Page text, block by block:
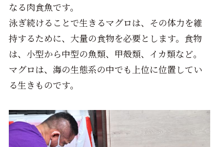
なる肉食魚です。
泳ぎ続けることで生きるマグロは、その体力を維
持するために、大量の食物を必要とします。食物
は、小型から中型の魚類、甲殻類、イカ類など。
マグロは、海の生態系の中でも上位に位置してい
る生きものです。